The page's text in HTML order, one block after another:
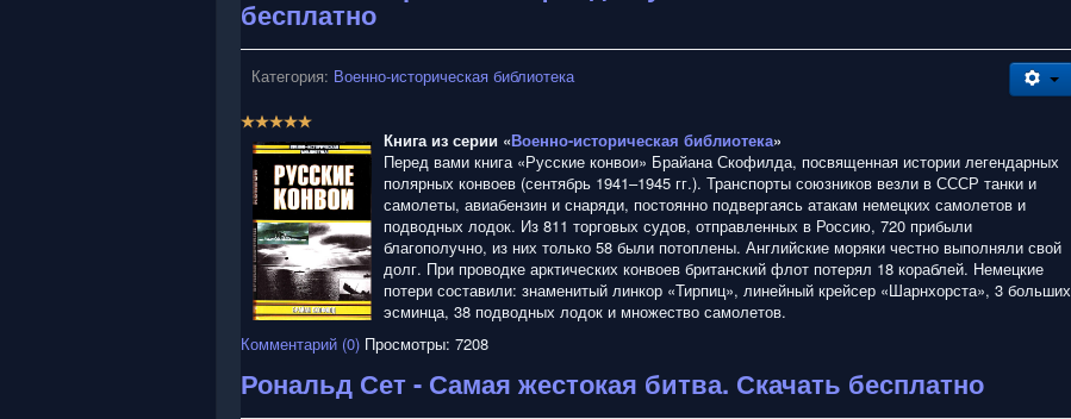
бесплатно
Категория: Военно-историческая библиотека
Р
/
5
Книга из серии «Военно-историческая библиотека»
Перед вами книга «Русские конвои» Брайана Скофилда, посвященная истории легендарных
полярных конвоев (сентябрь 1941–1945 гг.). Транспорты союзников везли в СССР танки и
самолеты, авиабензин и снаряди, постоянно подвергаясь атакам немецких самолетов и
подводных лодок. Из 811 торговых судов, отправленных в Россию, 720 прибыли
благополучно, из них только 58 были потоплены. Английские моряки честно выполняли свой
долг. При проводке арктических конвоев британский флот потерял 18 кораблей. Немецкие
потери составили: знаменитый линкор «Тирпиц», линейный крейсер «Шарнхорста», 3 больших
эсминца, 38 подводных лодок и множество самолетов.
Комментарий (0) Просмотры: 7208
Рональд Сет - Самая жестокая битва. Скачать бесплатно